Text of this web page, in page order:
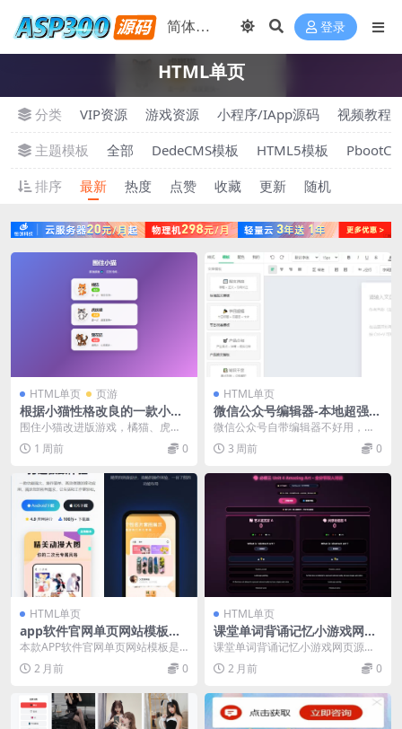
登录
HTML单页
分类 VIP资源 游戏资源 小程序/IApp源码
视频教程
主题模板
全部 DedeCMS模板 HTML5模板
排序
最新 热度 点赞 收藏 更新 随机
HTML单页 页游
根据小猫性格改良的一款小游
戏 围住小猫改进版游戏 橘
围住小猫改进版游戏，橘猫、虎
斑、狸花猫，根据小猫性格改良的
一款小游戏
1 周前 0
HTML单页
微信公众号编辑器-本地超强版
带模板
微信公众号自带编辑器不好用，让a
i帮忙做了一个。功能如下： 内置几
个标题、模板，...
3 周前 0
HTML单页
app软件官网单页网站模板整
站源码
本款APP软件官网单页网站模板是
专为移动端应用、桌面软件、SaaS
产品及科技初创...
2 月前 0
HTML单页
课堂单词背诵记忆小游戏网页
源码 快乐背单词游戏
课堂单词背诵记忆小游戏网页源码
快乐背单词游戏 包含了6种游戏 可
以帮助老师或背...
2 月前 0